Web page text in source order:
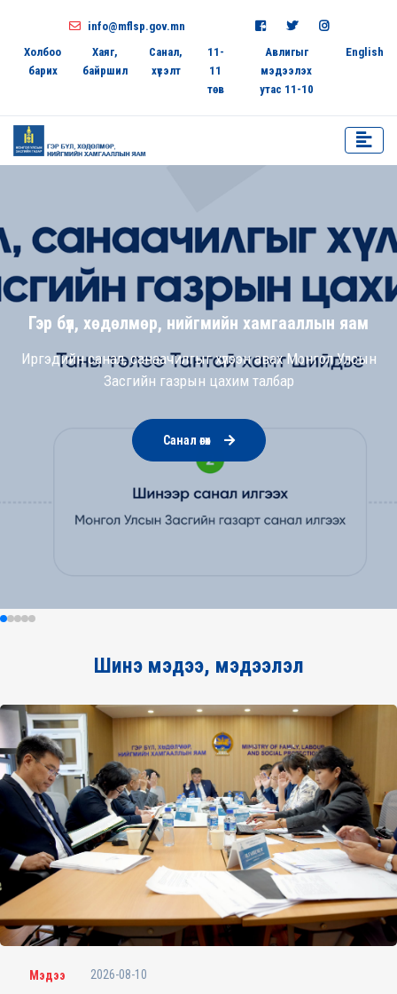
info@mflsp.gov.mn
Холбоо
барих
Хаяг,
байршил
Санал,
хүсэлт
11-
11
төв
Авлигыг
мэдээлэх
утас 11-10
English
Гэр бүл, хөдөлмөр, нийгмийн хамгааллын яам
Иргэдийн санал, санаачилгыг хүлээн авах Монгол Улсын
Засгийн газрын цахим талбар
Санал өгөх
Шинэ мэдээ, мэдээлэл
Мэдээ 2026-08-10